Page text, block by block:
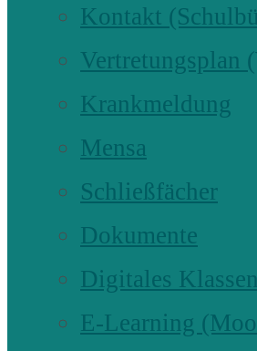
Kontakt
Vertretungsplan
Krankmeldung
Mensa
Schließfächer
Dokumente
Digitales
E-Learning